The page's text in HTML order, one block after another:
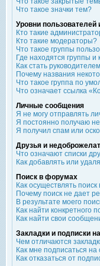
Что такое значки тем?
Уровни пользователей
Кто такие
Кто такие модераторы?
Что такое группы
Где находятся группы и
Как стать
Почему названия
Что такое группа по
Что означает ссылка
Личные сообщения
Я не могу отправлять
Я постоянно получаю
Я получил спам или
Друзья и
Что означают списки
Как добавлять или
Поиск в форумах
Как осуществлять
Почему поиск не дает
В результате моего
Как найти конкретного
Как найти свои
Закладки и подписки
Чем отличаются
Как мне подписаться
Как отказаться от